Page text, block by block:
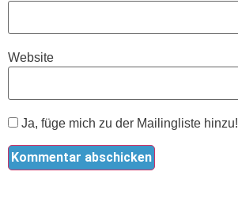
Website
Ja, füge mich zu der Mailingliste hinzu!